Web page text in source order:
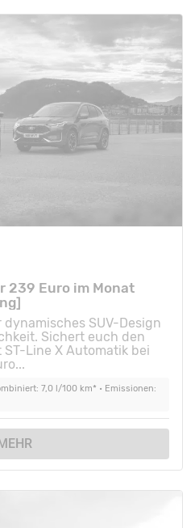
239 Euro im Monat
SUV-Design
Sichert euch den
ST-Line X Automatik bei
7,0 l/100 km* • Emissionen: